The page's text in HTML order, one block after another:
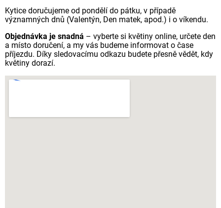
Kytice doručujeme od pondělí do pátku, v případě
významných dnů (Valentýn, Den matek, apod.) i o víkendu.
Objednávka je snadná – vyberte si květiny online, určete den
a místo doručení, a my vás budeme informovat o čase
příjezdu. Díky sledovacímu odkazu budete přesně vědět, kdy
květiny dorazí.